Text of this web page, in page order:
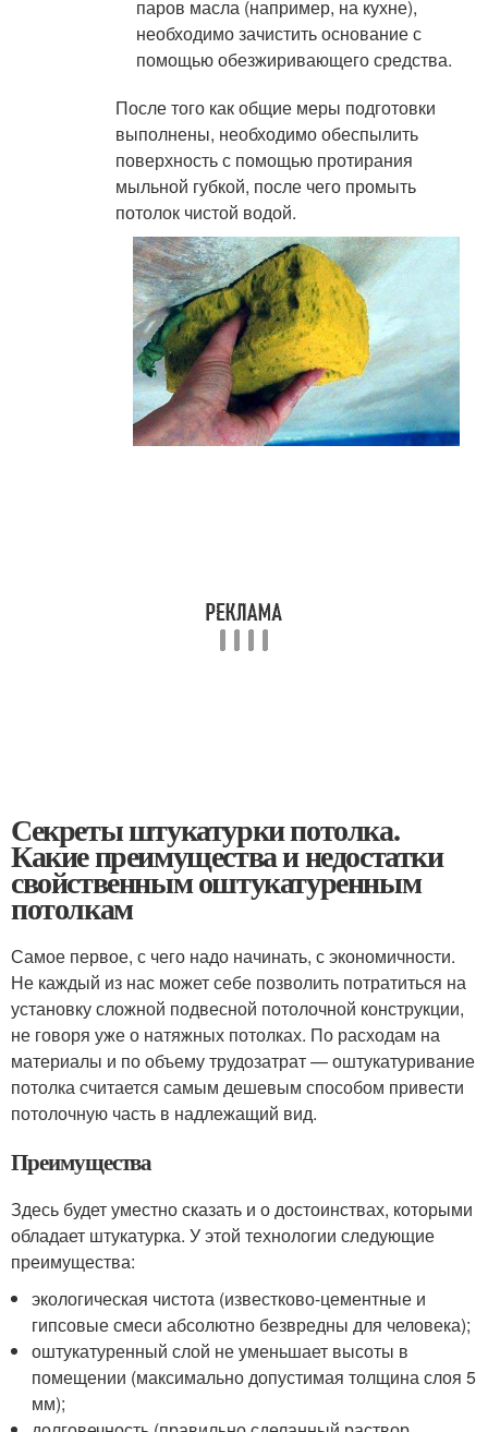
паров масла (например, на кухне),
необходимо зачистить основание с
помощью обезжиривающего средства.
После того как общие меры подготовки
выполнены, необходимо обеспылить
поверхность с помощью протирания
мыльной губкой, после чего промыть
потолок чистой водой.
Секреты штукатурки потолка.
Какие преимущества и недостатки
свойственным оштукатуренным
потолкам
Самое первое, с чего надо начинать, с экономичности.
Не каждый из нас может себе позволить потратиться на
установку сложной подвесной потолочной конструкции,
не говоря уже о натяжных потолках. По расходам на
материалы и по объему трудозатрат — оштукатуривание
потолка считается самым дешевым способом привести
потолочную часть в надлежащий вид.
Преимущества
Здесь будет уместно сказать и о достоинствах, которыми
обладает штукатурка. У этой технологии следующие
преимущества:
экологическая чистота (известково-цементные и
гипсовые смеси абсолютно безвредны для человека);
оштукатуренный слой не уменьшает высоты в
помещении (максимально допустимая толщина слоя 5
мм);